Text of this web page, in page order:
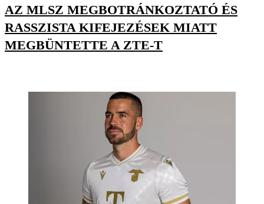
AZ MLSZ MEGBOTRÁNKOZTATÓ ÉS
RASSZISTA KIFEJEZÉSEK MIATT
MEGBÜNTETTE A ZTE-T